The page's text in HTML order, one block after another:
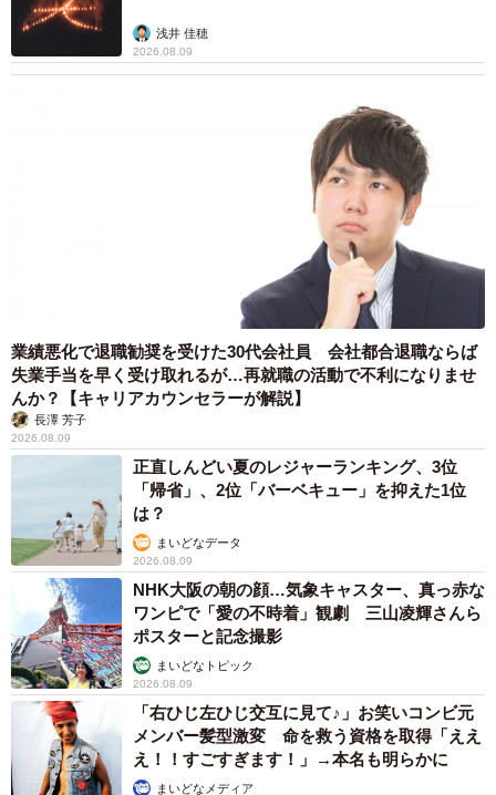
7/11
ななてんさんにかかれば、生命力が宿ったよう（ななてんさん提供）
業績悪化で退職勧奨を受けた30代会社員 会社都合退職ならば
失業手当を早く受け取れるが…再就職の活動で不利になりませ
んか？【キャリアカウンセラーが解説】
長澤 芳子
2026.08.09
正直しんどい夏のレジャーランキング、3位
は？
まいどなデータ
2026.08.09
NHK大阪の朝の顔…気象キャスター、真っ赤な
ワンピで「愛の不時着」観劇 三山凌輝さんら
ポスターと記念撮影
まいどなトピック
2026.08.09
「右ひじ左ひじ交互に見て♪」お笑いコンビ元
メンバー髪型激変 命を救う資格を取得「ええ
え！！すごすぎます！」→本名も明らかに
まいどなメディア
2026.08.09
帰省は控えても感謝は届けたい…「お盆玉」っ